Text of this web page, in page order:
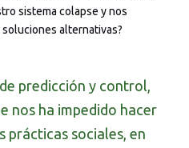
sistema colapse y nos
alternativas?
predicción y control,
nos ha impedido hacer
prácticas sociales, en